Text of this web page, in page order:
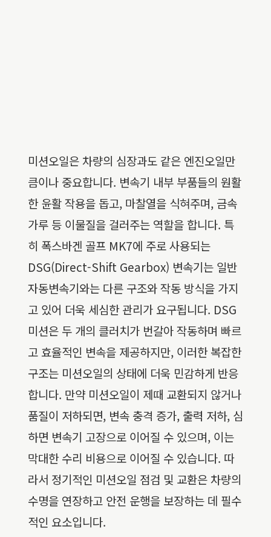
미션오일은 차량의 심장과도 같은 엔진오일만
큼이나 중요합니다. 변속기 내부 부품들의 원활
한 윤활 작용을 돕고, 마찰열을 식혀주며, 금속
가루 등 이물질을 걸러주는 역할을 합니다. 특
히 폭스바겐 골프 MK7에 주로 사용되는
DSG(Direct-Shift Gearbox) 변속기는 일반
자동변속기와는 다른 구조와 작동 방식을 가지
고 있어 더욱 세심한 관리가 요구됩니다. DSG
미션은 두 개의 클러치가 번갈아 작동하며 빠르
고 효율적인 변속을 제공하지만, 이러한 복잡한
구조는 미션오일의 상태에 더욱 민감하게 반응
합니다. 만약 미션오일이 제때 교환되지 않거나
품질이 저하되면, 변속 충격 증가, 출력 저하, 심
하면 변속기 고장으로 이어질 수 있으며, 이는
막대한 수리 비용으로 이어질 수 있습니다. 따
라서 정기적인 미션오일 점검 및 교환은 차량의
수명을 연장하고 안전 운행을 보장하는 데 필수
적인 요소입니다.